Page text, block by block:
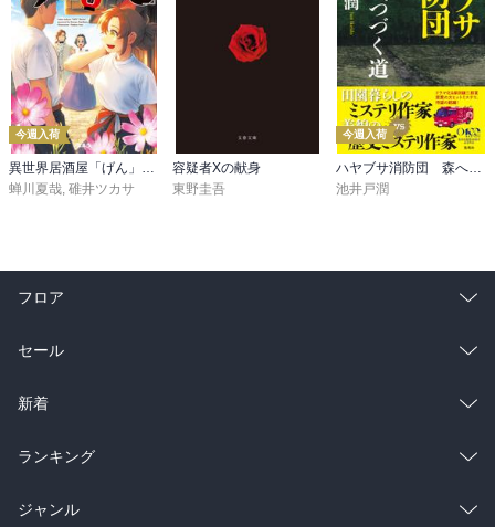
今週入荷
蝉川夏哉 碓井ツカサ
容疑者Xの献身
東野圭吾
今週入荷
池井戸潤
フロア
総合
ラノベ
雑誌・グラビア
BL・TL
セール
総合
ラノベ
雑誌・グラビア
新着
総合
ラノベ
ランキング
総合
ジャンル